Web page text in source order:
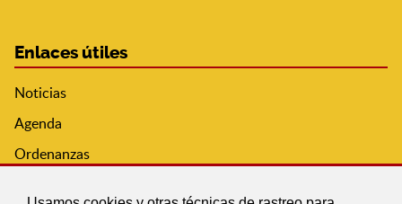
Enlaces útiles
Noticias
Agenda
Ordenanzas